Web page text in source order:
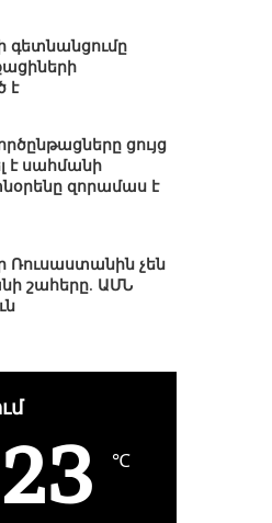
գետնանցումը
է
ցույց
է սահմանի
զորամաս է
Ռուսաստանին չեն
շահերը. ԱՄՆ
23 ℃